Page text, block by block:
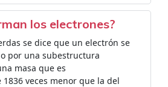
los electrones?
se dice que un electrón se
por una subestructura
masa que es
veces menor que la del